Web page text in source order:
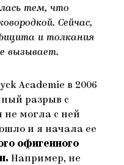
тем, что
Сейчас,
и толкания
вызывает.
Academie в 2006
разрыв с
не могла с ней
и я начала ее
офигенного
Например, не